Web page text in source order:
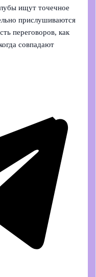
ищут точечное
прислушиваются
переговоров, как
совпадают